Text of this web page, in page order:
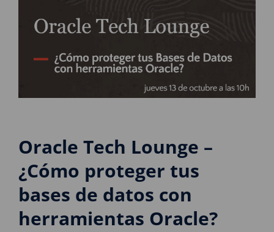
Oracle Tech Lounge –
¿Cómo proteger tus
bases de datos con
herramientas Oracle?